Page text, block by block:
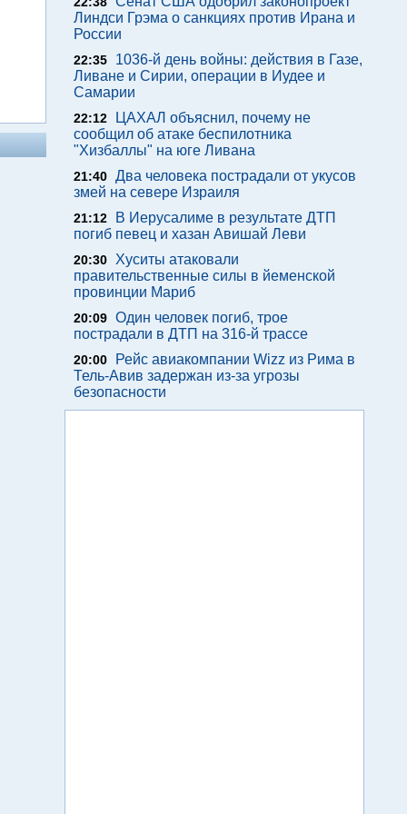
Линдси Грэма о санкциях против Ирана и
России
22:35
1036-й день войны: действия в Газе,
Ливане и Сирии, операции в Иудее и
Самарии
22:12
ЦАХАЛ объяснил, почему не
сообщил об атаке беспилотника
"Хизбаллы" на юге Ливана
21:40 Два человека пострадали от укусов
змей на севере Израиля
21:12
В Иерусалиме в результате ДТП
погиб певец и хазан Авишай Леви
20:30
Хуситы атаковали
правительственные силы в йеменской
провинции Мариб
20:09 Один человек погиб, трое
пострадали в ДТП на 316-й трассе
20:00
Рейс авиакомпании Wizz из Рима в
Тель-Авив задержан из-за угрозы
безопасности